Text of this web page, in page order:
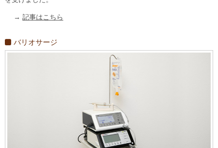
→ 記事はこちら
バリオサージ